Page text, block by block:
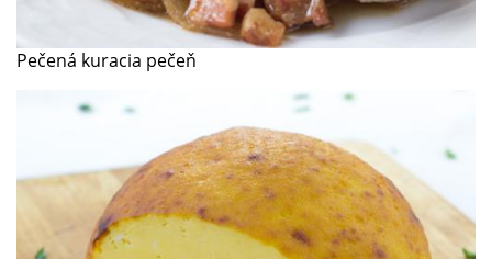
Pečená kuracia pečeň